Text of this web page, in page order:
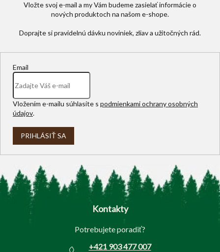
Vložte svoj e-mail a my Vám budeme zasielať informácie o
nových produktoch na našom e-shope.
Email
Vložením e-mailu súhlasíte s podmienkami ochrany osobných
údajov.
PRIHLÁSIŤ SA
Z
Kontakty
Potrebujete poradiť?
+421 903 477 007